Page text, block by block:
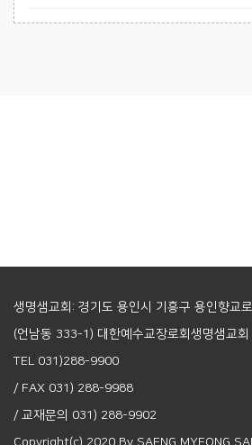
생명샘교회: 경기도 용인시 기흥구 용인향교
(언남동 333-1) 대한예수교장로회생명샘교회
TEL 031)288-9900
/ FAX 031) 288-9988
/ 교재문의 031) 288-9902